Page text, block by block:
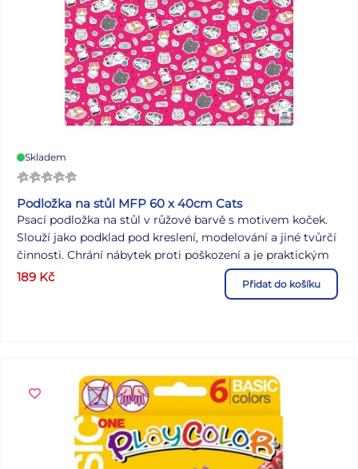
Skladem
Podložka na stůl MFP 60 x 40cm Cats
Psací podložka na stůl v růžové barvě s motivem koček.
Slouží jako podklad pod kreslení, modelování a jiné tvůrčí
činnosti. Chrání nábytek proti poškození a je praktickým
pomocníkem školáka. Podložka je vyrobena z papíru,
který je zatavený v pevném plastovém obalu. Podložka je
189 Kč Přidat do košíku